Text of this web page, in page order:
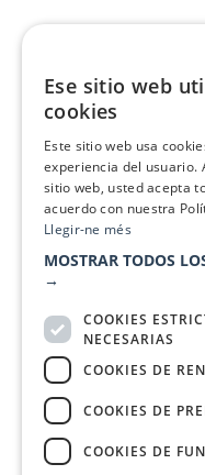
Ese sitio web
cookies
Este sitio web usa
experiencia del usuario.
sitio web, usted acepta
acuerdo con nuestra
Llegir-ne més
MOSTRAR TODOS
→
COOKIES
NECESARIAS
COOKIES DE
COOKIES DE
COOKIES DE